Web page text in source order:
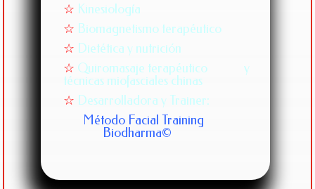
☆ Kinesiología
☆ Biomagnetismo terapéutico
☆ Dietética y nutrición
☆ Quiromasaje terapéutico y
técnicas miofasciales chinas
☆ Desarrolladora y Trainer:
Método Facial Training
Biodharma©